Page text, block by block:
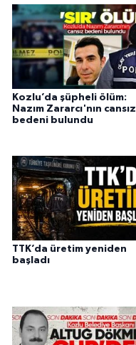
Kozlu’da şüpheli ölüm:
Nazım Zararcı'nın cansız
bedeni bulundu
TTK’da üretim yeniden
başladı